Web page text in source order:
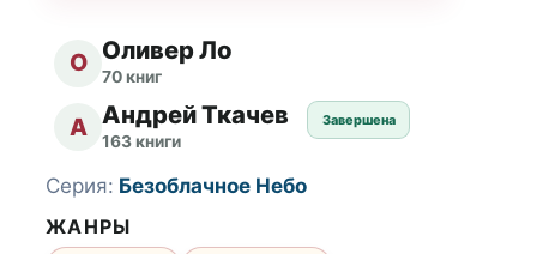
О Оливер Ло
70 книг
А Андрей Ткачев
163 книги
Завершена
Серия: Безоблачное Небо
ЖАНРЫ